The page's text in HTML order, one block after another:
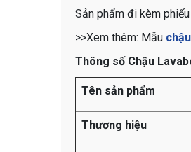
Sản phẩm đi kèm
​​​​​​​​​​​​​​​​​​​​​​​​​​​​​​​​​​​​​​​​​​​​​​​​​​​​​​​​​​​​​​​​​​​​​​​​​​​​​>>Xem thêm: Mẫu
Thông số Chậu
Tên sản phẩm
Thương hiệu